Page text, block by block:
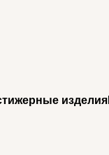
изделия